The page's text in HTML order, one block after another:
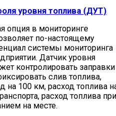
уровня топлива (ДУТ)
опция в мониторинге
по-настоящему
системы мониторинга
Датчик уровня
контролировать заправки
слив топлива,
на 100 км, расход топлива
расход топлива при
на месте.